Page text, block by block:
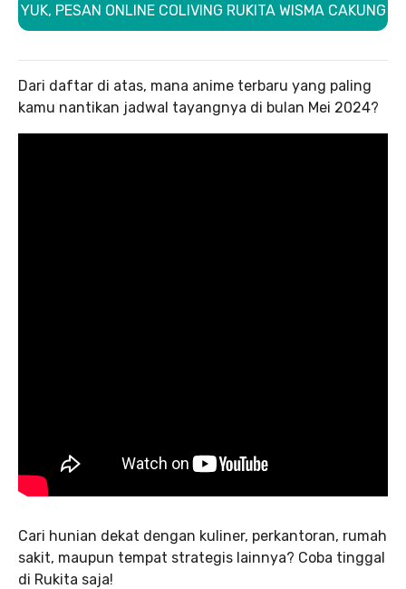
YUK, PESAN ONLINE COLIVING RUKITA WISMA CAKUNG
Dari daftar di atas, mana anime terbaru yang paling
kamu nantikan jadwal tayangnya di bulan Mei 2024?
Cari hunian dekat dengan kuliner, perkantoran, rumah
sakit, maupun tempat strategis lainnya? Coba tinggal
di Rukita saja!